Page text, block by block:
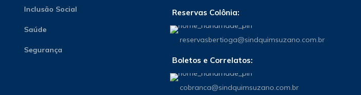
Inclusão Social
Saúde
Segurança
Reservas Colônia:
reservasbertioga@sindquimsuzano.com.br
Boletos e Correlatos:
cobranca@sindquimsuzano.com.br